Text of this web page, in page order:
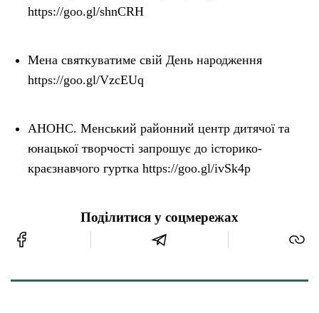
https://goo.gl/shnCRH
Мена святкуватиме свій День народження
https://goo.gl/VzcEUq
АНОНС. Менський районний центр дитячої та
юнацької творчості запрошує до історико-
краєзнавчого гуртка https://goo.gl/ivSk4p
Поділитися у соцмережах